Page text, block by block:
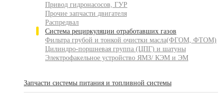
Привод гидронасосов, ГУР
Прочие запчасти двигателя
Распредвал
Система рециркуляции отработавших газов
Фильтра грубой и тонкой очистки масла(ФГОМ, ФТОМ)
Цилиндро-поршневая группа (ЦПГ) и шатуны
Электрофакельное устройство ЯМЗ/ КЭМ и ЭМ
Запчасти системы питания и топливной системы